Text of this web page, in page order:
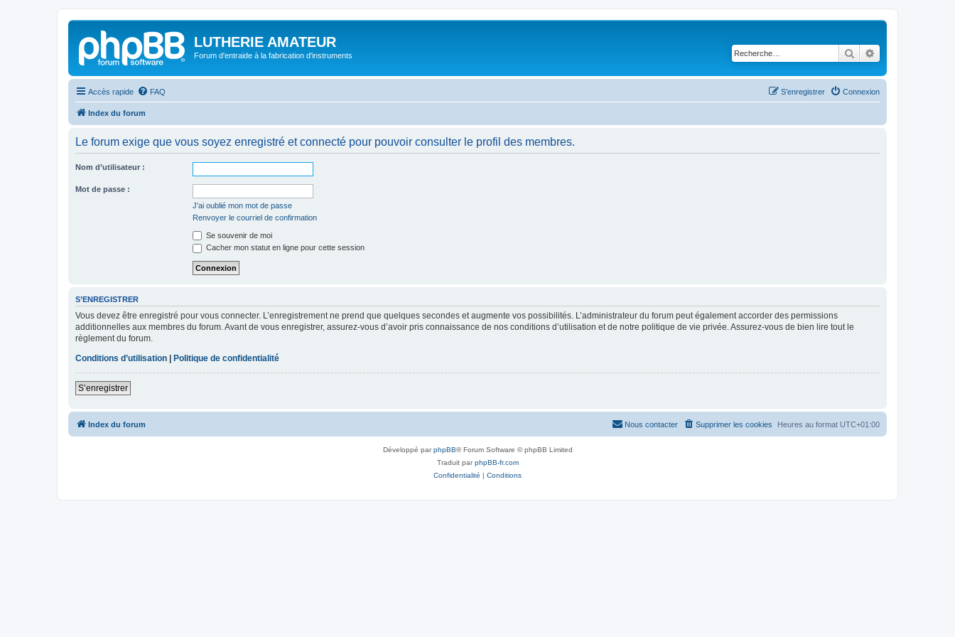
LUTHERIE AMATEUR
Forum d'entraide à la fabrication d'instruments Rechercher
Accès rapide FAQ Connexion
S’enregistrer
Index du forum
Le forum exige que vous soyez enregistré et connecté pour pouvoir consulter le profil des membres.
Nom d’utilisateur :
Mot de passe :
J’ai oublié mon mot de passe
Renvoyer le courriel de confirmation
Se souvenir de moi
Cacher mon statut en ligne pour cette session
S’ENREGISTRER
Vous devez être enregistré pour vous connecter. L’enregistrement ne prend que quelques secondes et augmente vos possibilités. L’administrateur du forum peut également accorder des permissions
additionnelles aux membres du forum. Avant de vous enregistrer, assurez-vous d’avoir pris connaissance de nos conditions d’utilisation et de notre politique de vie privée. Assurez-vous de bien lire tout le
règlement du forum.
Conditions d’utilisation
Politique de confidentialité
S’enregistrer
Index du forum Heures au format UTC+01:00
Supprimer les cookies
Nous contacter
Développé parphpBB® Forum Software © phpBB Limited
Traduit parphpBB-fr.com
Confidentialité | Conditions